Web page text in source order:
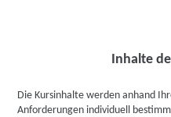
Inhalte
Die Kursinhalte werden anhand
Anforderungen individuell